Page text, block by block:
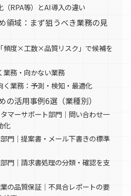
（RPA等）とAI導入の違い
領域：まず狙うべき業務の見
頻度×工数×品質リスク」で候補を
業務・向かない業務
く業務：予測・検知・最適化
活用事例6選（業種別）
マーサポート部門｜問い合わせ一
化
門｜提案書・メール下書きの標準
門｜請求書処理の分類・確認を支
の品質保証｜不具合レポートの要